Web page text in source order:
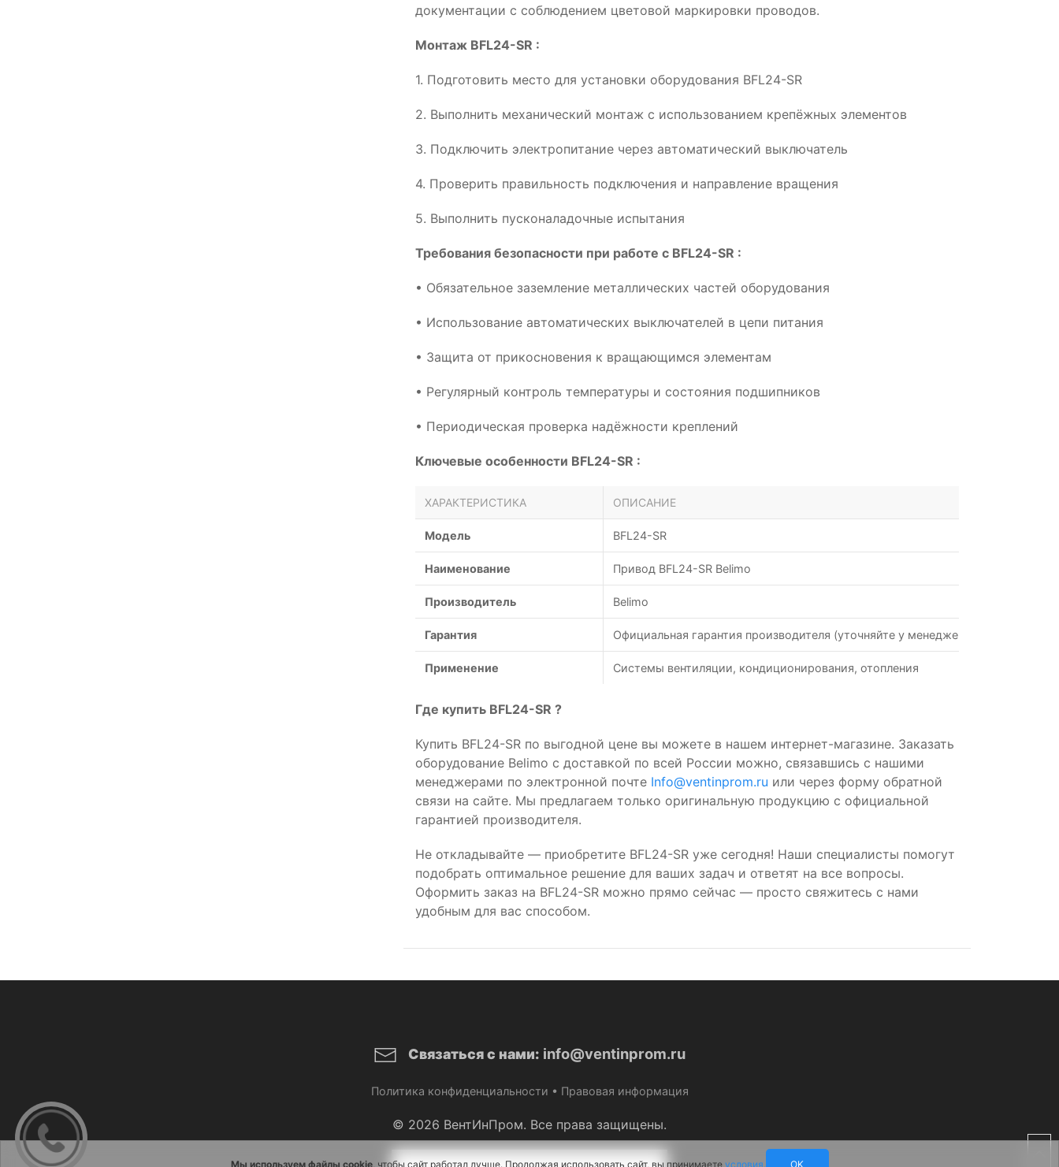
документации с соблюдением цветовой маркировки проводов.
Монтаж BFL24-SR :
1. Подготовить место для установки оборудования BFL24-SR
2. Выполнить механический монтаж с использованием крепёжных элементов
3. Подключить электропитание через автоматический выключатель
4. Проверить правильность подключения и направление вращения
5. Выполнить пусконаладочные испытания
Требования безопасности при работе с BFL24-SR :
• Обязательное заземление металлических частей оборудования
• Использование автоматических выключателей в цепи питания
• Защита от прикосновения к вращающимся элементам
• Регулярный контроль температуры и состояния подшипников
• Периодическая проверка надёжности креплений
Ключевые особенности BFL24-SR :
ХАРАКТЕРИСТИКА ОПИСАНИЕ
Модель BFL24-SR
Наименование Привод BFL24-SR Belimo
Производитель Belimo
Гарантия Официальная гарантия производителя (уточняйте у менеджеров)
Применение Системы вентиляции, кондиционирования, отопления
Где купить BFL24-SR ?
Купить BFL24-SR по выгодной цене вы можете в нашем интернет-магазине. Заказать
оборудование Belimo с доставкой по всей России можно, связавшись с нашими
менеджерами по электронной почте Info@ventinprom.ru или через форму обратной
связи на сайте. Мы предлагаем только оригинальную продукцию с официальной
гарантией производителя.
Не откладывайте — приобретите BFL24-SR уже сегодня! Наши специалисты помогут
подобрать оптимальное решение для ваших задач и ответят на все вопросы.
Оформить заказ на BFL24-SR можно прямо сейчас — просто свяжитесь с нами
удобным для вас способом.
Связаться с нами: info@ventinprom.ru
Политика конфиденциальности • Правовая информация
© 2026 ВентИнПром. Все права защищены.
Мы используем файлы cookie, чтобы сайт работал лучше. Продолжая использовать сайт, вы принимаете условия. OK